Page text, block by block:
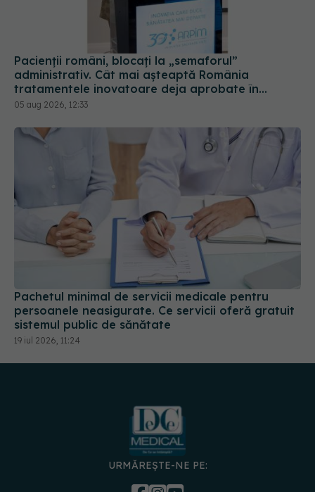
Pacienții români, blocați la „semaforul”
administrativ. Cât mai așteaptă România
tratamentele inovatoare deja aprobate în
Europa
05 aug 2026, 12:33
Pachetul minimal de servicii medicale pentru
persoanele neasigurate. Ce servicii oferă gratuit
sistemul public de sănătate
19 iul 2026, 11:24
URMĂREȘTE-NE PE:
DESCARCĂ APLICAȚIA